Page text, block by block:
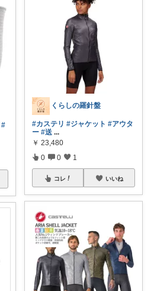
#
くらしの羅針盤
#カステリ #ジャケット #アウタ
ー #送 ...
￥ 23,480
0 0 1
コレ いいね